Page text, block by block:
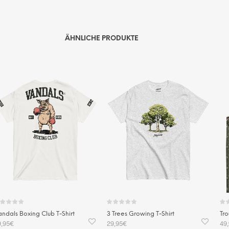
ÄHNLICHE PRODUKTE
Boxing Club T-Shirt
€
3 Trees Growing T-Shirt
29,95€